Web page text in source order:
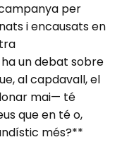
per
i encausats en
ha un debat sobre
al capdavall, el
mai— té
que en té o,
més?**